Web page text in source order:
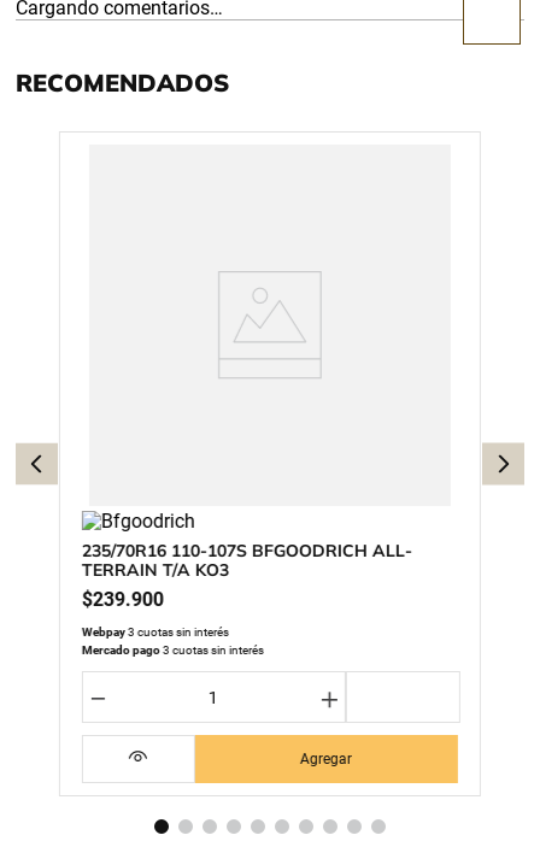
Cargando comentarios…
RECOMENDADOS
235/70R16 110-107S BFGOODRICH ALL-
TERRAIN T/A KO3
$239.900
Webpay3 cuotas sin interés
Mercado pago3 cuotas sin interés
＋
－
Agregar